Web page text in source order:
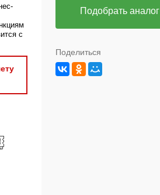
с
Подобрать аналог
Поделиться